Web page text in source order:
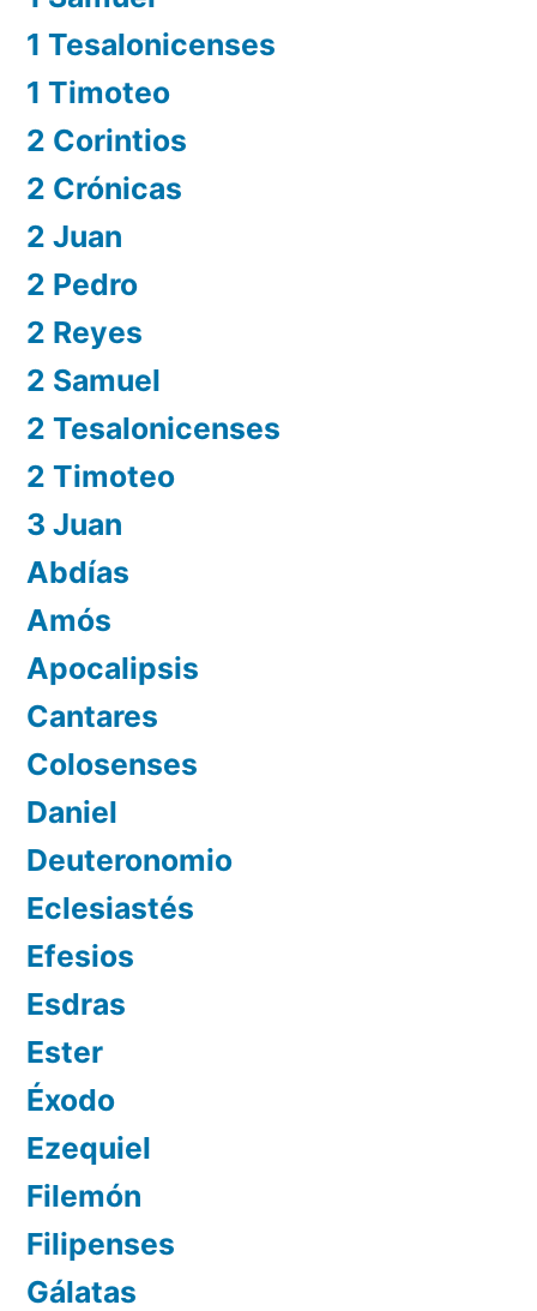
1 Tesalonicenses
1 Timoteo
2 Corintios
2 Crónicas
2 Juan
2 Pedro
2 Reyes
2 Samuel
2 Tesalonicenses
2 Timoteo
3 Juan
Abdías
Amós
Apocalipsis
Cantares
Colosenses
Daniel
Deuteronomio
Eclesiastés
Efesios
Esdras
Ester
Éxodo
Ezequiel
Filemón
Filipenses
Gálatas